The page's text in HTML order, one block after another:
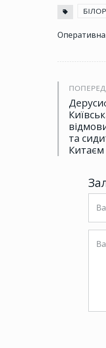
Оперативна
та
Китаєм